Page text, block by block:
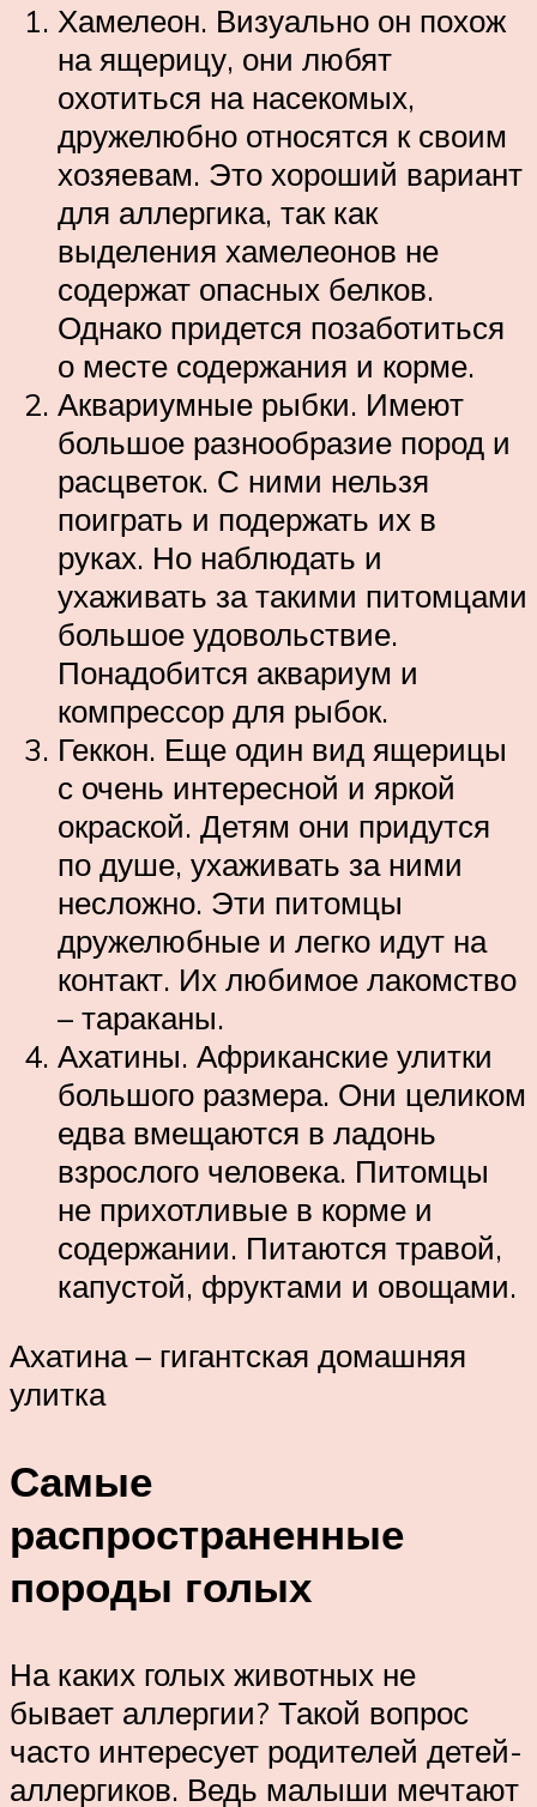
Хамелеон. Визуально он похож
на ящерицу, они любят
охотиться на насекомых,
дружелюбно относятся к своим
хозяевам. Это хороший вариант
для аллергика, так как
выделения хамелеонов не
содержат опасных белков.
Однако придется позаботиться
о месте содержания и корме.
Аквариумные рыбки. Имеют
большое разнообразие пород и
расцветок. С ними нельзя
поиграть и подержать их в
руках. Но наблюдать и
ухаживать за такими питомцами
большое удовольствие.
Понадобится аквариум и
компрессор для рыбок.
Геккон. Еще один вид ящерицы
с очень интересной и яркой
окраской. Детям они придутся
по душе, ухаживать за ними
несложно. Эти питомцы
дружелюбные и легко идут на
контакт. Их любимое лакомство
– тараканы.
Ахатины. Африканские улитки
большого размера. Они целиком
едва вмещаются в ладонь
взрослого человека. Питомцы
не прихотливые в корме и
содержании. Питаются травой,
капустой, фруктами и овощами.
Ахатина – гигантская домашняя
улитка
Самые
распространенные
породы голых
На каких голых животных не
бывает аллергии? Такой вопрос
часто интересует родителей детей-
аллергиков. Ведь малыши мечтают